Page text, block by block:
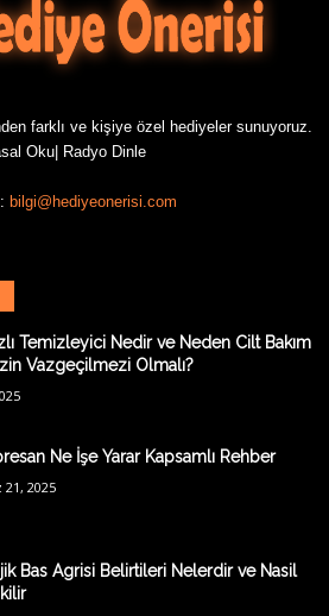
farklı ve kişiye özel hediyeler sunuyoruz.
Oku| Radyo Dinle
bilgi@hediyeonerisi.com
Temizleyici Nedir ve Neden Cilt Bakım
Vazgeçilmezi Olmalı?
Ne İşe Yarar Kapsamlı Rehber
2025
Bas Agrisi Belirtileri Nelerdir ve Nasil